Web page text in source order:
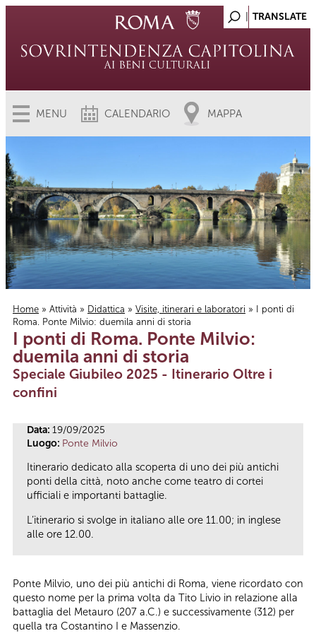
MENU CALENDARIO MAPPA
Tu sei qui
Home » Attività » Didattica » Visite, itinerari e laboratori » I ponti di
Roma. Ponte Milvio: duemila anni di storia
I ponti di Roma. Ponte Milvio:
duemila anni di storia
Speciale Giubileo 2025 - Itinerario Oltre i
confini
Data: 19/09/2025
Luogo: Ponte Milvio
Itinerario dedicato alla scoperta di uno dei più antichi
ponti della città, noto anche come teatro di cortei
ufficiali e importanti battaglie.
L’itinerario si svolge in italiano alle ore 11.00; in inglese
alle ore 12.00.
Ponte Milvio, uno dei più antichi di Roma, viene ricordato con
questo nome per la prima volta da Tito Livio in relazione alla
battaglia del Metauro (207 a.C.) e successivamente (312) per
quella tra Costantino I e Massenzio.